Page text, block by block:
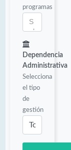
programas
Dependencia
Administrativa
Selecciona
el tipo
de
gestión